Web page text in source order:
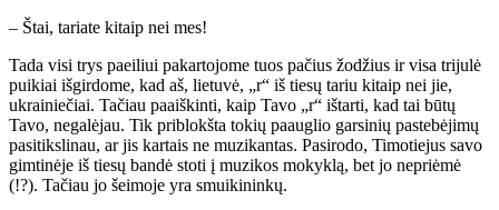
– Štai, tariate kitaip nei mes!
Tada visi trys paeiliui pakartojome tuos pačius žodžius ir visa trijulė
puikiai išgirdome, kad aš, lietuvė, „r“ iš tiesų tariu kitaip nei jie,
ukrainiečiai. Tačiau paaiškinti, kaip Tavo „r“ ištarti, kad tai būtų
Tavo, negalėjau. Tik priblokšta tokių paauglio garsinių pastebėjimų
pasitikslinau, ar jis kartais ne muzikantas. Pasirodo, Timotiejus savo
gimtinėje iš tiesų bandė stoti į muzikos mokyklą, bet jo nepriėmė
(!?). Tačiau jo šeimoje yra smuikininkų.